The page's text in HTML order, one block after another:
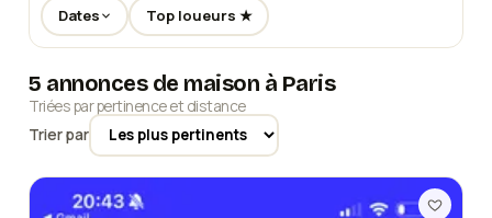
Dates Top loueurs ★
5 annonces de maison à Paris
Triées par pertinence et distance
Trier par